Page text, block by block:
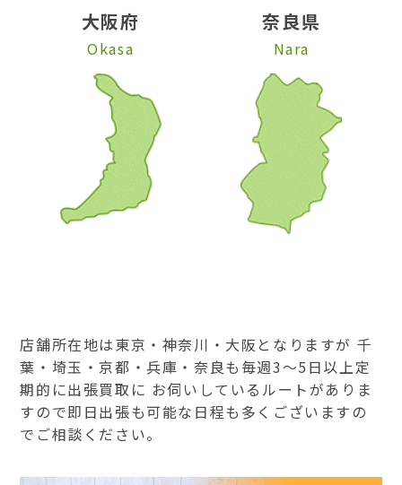
大阪府
Okasa
奈良県
Nara
店舗所在地は東京・神奈川・大阪となりますが 千
葉・埼玉・京都・兵庫・奈良も毎週3～5日以上定
期的に出張買取に お伺いしているルートがありま
すので即日出張も可能な日程も多くございますの
でご相談ください。